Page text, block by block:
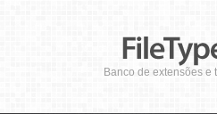
Banco de extensões e